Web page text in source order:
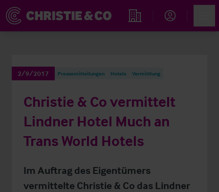
Immobiliensuche
2/9/2017 Pressemitteilungen Hotels Vermittlung
Christie & Co vermittelt
Lindner Hotel Much an
Trans World Hotels
Im Auftrag des Eigentümers
vermittelte Christie & Co das Lindner